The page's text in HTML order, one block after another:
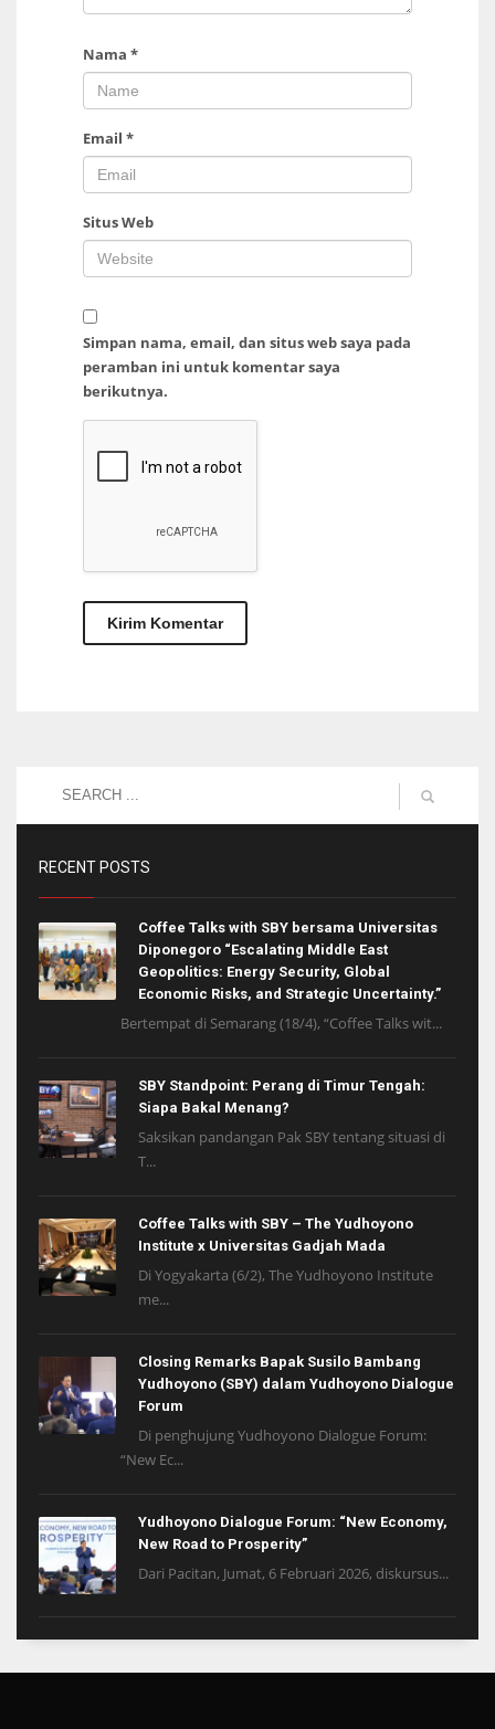
Nama *
Email *
Situs Web
Simpan nama, email, dan situs web saya pada
peramban ini untuk komentar saya
berikutnya.
RECENT POSTS
Coffee Talks with SBY bersama Universitas
Diponegoro “Escalating Middle East
Geopolitics: Energy Security, Global
Economic Risks, and Strategic Uncertainty.”
Bertempat di Semarang (18/4), “Coffee Talks wit...
SBY Standpoint: Perang di Timur Tengah:
Siapa Bakal Menang?
Saksikan pandangan Pak SBY tentang situasi di
T...
Coffee Talks with SBY – The Yudhoyono
Institute x Universitas Gadjah Mada
Di Yogyakarta (6/2), The Yudhoyono Institute
me...
Closing Remarks Bapak Susilo Bambang
Yudhoyono (SBY) dalam Yudhoyono Dialogue
Forum
Di penghujung Yudhoyono Dialogue Forum:
“New Ec...
Yudhoyono Dialogue Forum: “New Economy,
New Road to Prosperity”
Dari Pacitan, Jumat, 6 Februari 2026, diskursus...